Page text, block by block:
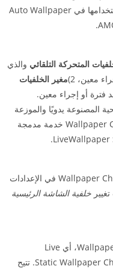
التي يمكن استخدامها في Auto Wallpaper
المتحركة التلقائي والذي
معين، 2)
مغير الخلفيات
فترة أو إجراء معين.
المصنوعة يدويًا والموزعة
عبر فئات مختلفة. يستخدم كل من Wallpaper Changer خدمة مدمجة
– يمكن ضبط الإطار الزمني لكل من Wallpaper Changer في الإعدادات
خلفية الشاشة الرئيسية
– هذه الميزة متاحة في كل من Wallpaper Changer، أي Live
Wallpaper Changer بالإضافة إلى Static Wallpaper Changer. تتيح